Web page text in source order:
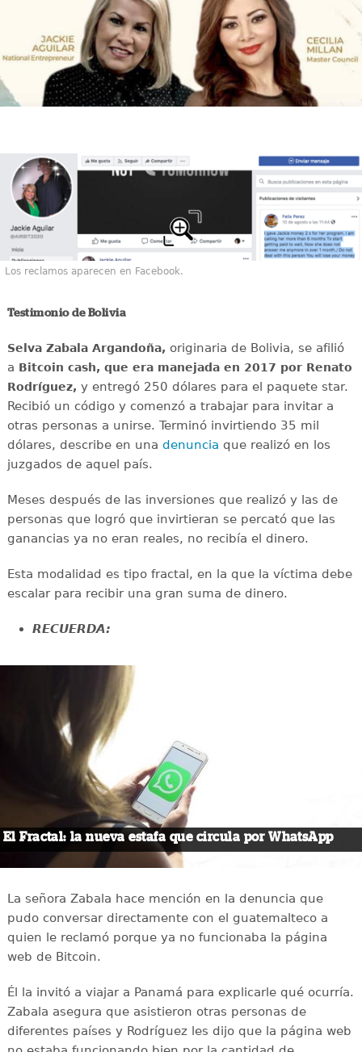
Los reclamos aparecen en Facebook.
Testimonio de Bolivia
Selva Zabala Argandoña, originaria de Bolivia, se afilió
a Bitcoin cash, que era manejada en 2017 por Renato
Rodríguez, y entregó 250 dólares para el paquete star.
Recibió un código y comenzó a trabajar para invitar a
otras personas a unirse. Terminó invirtiendo 35 mil
dólares, describe en una denuncia que realizó en los
juzgados de aquel país.
Meses después de las inversiones que realizó y las de
personas que logró que invirtieran se percató que las
ganancias ya no eran reales, no recibía el dinero.
Esta modalidad es tipo fractal, en la que la víctima debe
escalar para recibir una gran suma de dinero.
RECUERDA:
El Fractal: la nueva estafa que circula por WhatsApp
La señora Zabala hace mención en la denuncia que
pudo conversar directamente con el guatemalteco a
quien le reclamó porque ya no funcionaba la página
web de Bitcoin.
Él la invitó a viajar a Panamá para explicarle qué ocurría.
Zabala asegura que asistieron otras personas de
diferentes países y Rodríguez les dijo que la página web